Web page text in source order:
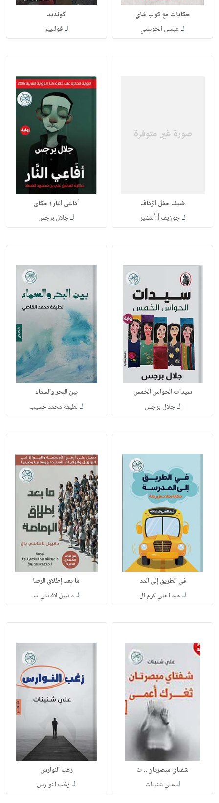
حكايات مع كوب شاي
لـعيسى الحوسني
كونديد
لـفولتيير
ضيف حفل الزفاف
لـجوزيف أ. ألتشير
أفاعي النار ؛ حكاي
لـجلال برجس
سيدات الحواس الخمس
لـجلال برجس
بين البحر والسماء
لـ لطيفة محمد حسيب
في الطريق إلى المد
لـعبد الغني كرم ال
ما بعد إطلاق الرصا
لـدانييل لافانتي ب
شفتاي مبصرتان .. ث
لـعلي شنينات
زغب النوارس
لـ زغب النوارس